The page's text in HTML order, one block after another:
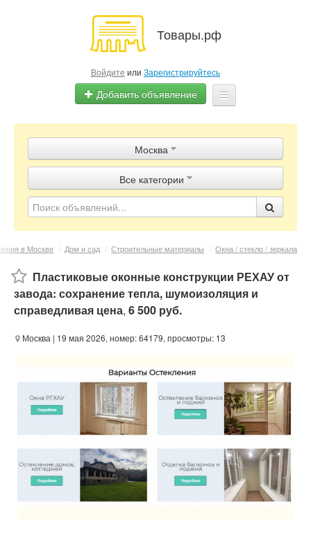
Товары.рф
Войдите или Зарегистрируйтесь
Добавить объявление
Объявления
Магазины
Контакты
Москва
Все категории
в Москве / Дом и сад / Строительные материалы / Окна / стеклo / зеркала
Пластиковые оконные конструкции РЕХАУ от
завода: сохранение тепла, шумоизоляция и
справедливая цена, 6 500 руб.
Москва | 19 мая 2026, номер: 64179, просмотры: 13